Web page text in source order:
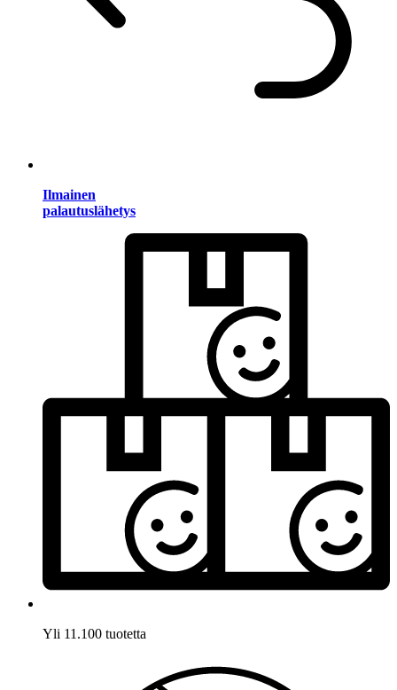
Ilmainen
palautuslähetys
Yli 11.100 tuotetta